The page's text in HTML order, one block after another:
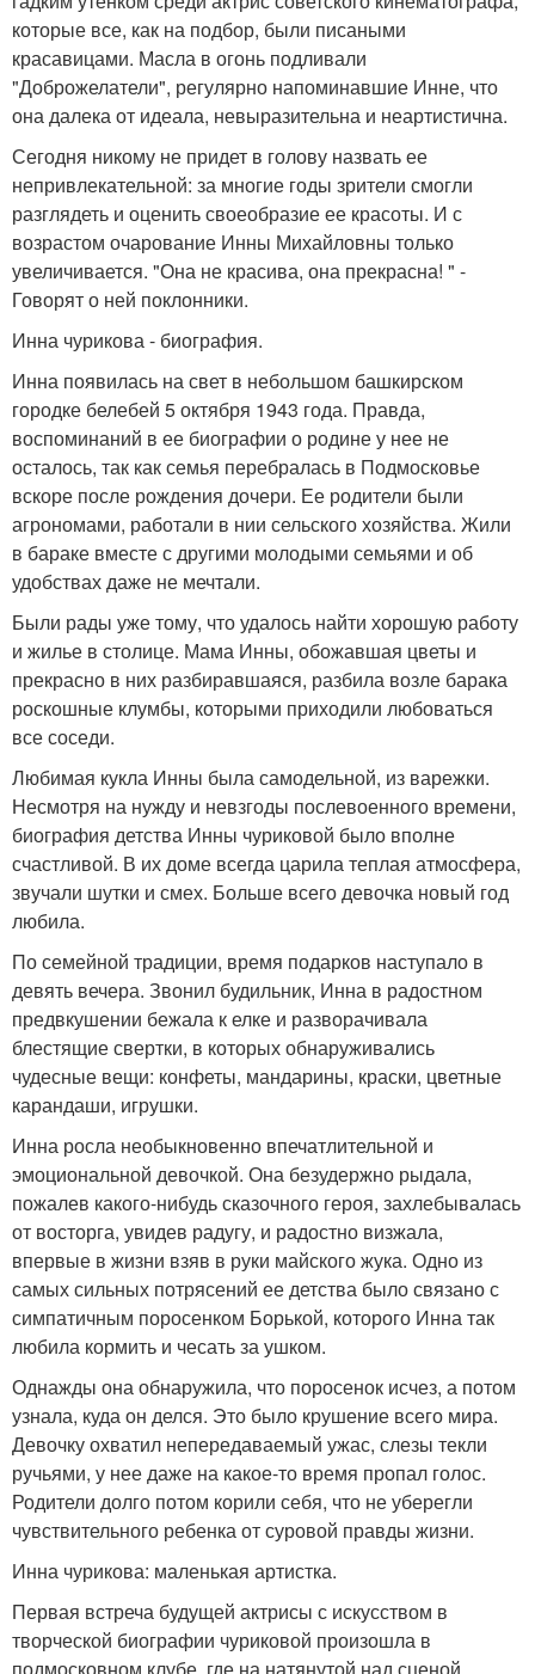
которые все, как на подбор, были писаными
красавицами. Масла в огонь подливали
"Доброжелатели", регулярно напоминавшие Инне, что
она далека от идеала, невыразительна и неартистична.
Сегодня никому не придет в голову назвать ее
непривлекательной: за многие годы зрители смогли
разглядеть и оценить своеобразие ее красоты. И с
возрастом очарование Инны Михайловны только
увеличивается. "Она не красива, она прекрасна! " -
Говорят о ней поклонники.
Инна чурикова - биография.
Инна появилась на свет в небольшом башкирском
городке белебей 5 октября 1943 года. Правда,
воспоминаний в ее биографии о родине у нее не
осталось, так как семья перебралась в Подмосковье
вскоре после рождения дочери. Ее родители были
агрономами, работали в нии сельского хозяйства. Жили
в бараке вместе с другими молодыми семьями и об
удобствах даже не мечтали.
Были рады уже тому, что удалось найти хорошую работу
и жилье в столице. Мама Инны, обожавшая цветы и
прекрасно в них разбиравшаяся, разбила возле барака
роскошные клумбы, которыми приходили любоваться
все соседи.
Любимая кукла Инны была самодельной, из варежки.
Несмотря на нужду и невзгоды послевоенного времени,
биография детства Инны чуриковой было вполне
счастливой. В их доме всегда царила теплая атмосфера,
звучали шутки и смех. Больше всего девочка новый год
любила.
По семейной традиции, время подарков наступало в
девять вечера. Звонил будильник, Инна в радостном
предвкушении бежала к елке и разворачивала
блестящие свертки, в которых обнаруживались
чудесные вещи: конфеты, мандарины, краски, цветные
карандаши, игрушки.
Инна росла необыкновенно впечатлительной и
эмоциональной девочкой. Она безудержно рыдала,
пожалев какого-нибудь сказочного героя, захлебывалась
от восторга, увидев радугу, и радостно визжала,
впервые в жизни взяв в руки майского жука. Одно из
самых сильных потрясений ее детства было связано с
симпатичным поросенком Борькой, которого Инна так
любила кормить и чесать за ушком.
Однажды она обнаружила, что поросенок исчез, а потом
узнала, куда он делся. Это было крушение всего мира.
Девочку охватил непередаваемый ужас, слезы текли
ручьями, у нее даже на какое-то время пропал голос.
Родители долго потом корили себя, что не уберегли
чувствительного ребенка от суровой правды жизни.
Инна чурикова: маленькая артистка.
Первая встреча будущей актрисы с искусством в
творческой биографии чуриковой произошла в